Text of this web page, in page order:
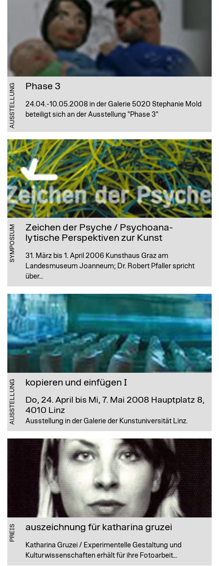
AUSSTELLUNG Phase 3
24.04.-10.05.2008 in der Galerie 5020 Stephanie Mold
beteiligt sich an der Ausstellung "Phase 3"
SYMPOSIUM
Zeichen der Psyche / Psychoana-
lytische Perspektiven zur Kunst
31. März bis 1. April 2006 Kunsthaus Graz am
Landesmuseum Joanneum; Dr. Robert Pfaller spricht
über…
AUSSTELLUNG kopieren und einfügen I
Do, 24. April bis Mi, 7. Mai 2008 Hauptplatz 8,
4010 Linz
Ausstellung in der Galerie der Kunstuniversität Linz.
PREIS auszeichnung für katharina gruzei
Katharina Gruzei / Experimentelle Gestaltung und
Kulturwissenschaften erhält für ihre Fotoarbeit…